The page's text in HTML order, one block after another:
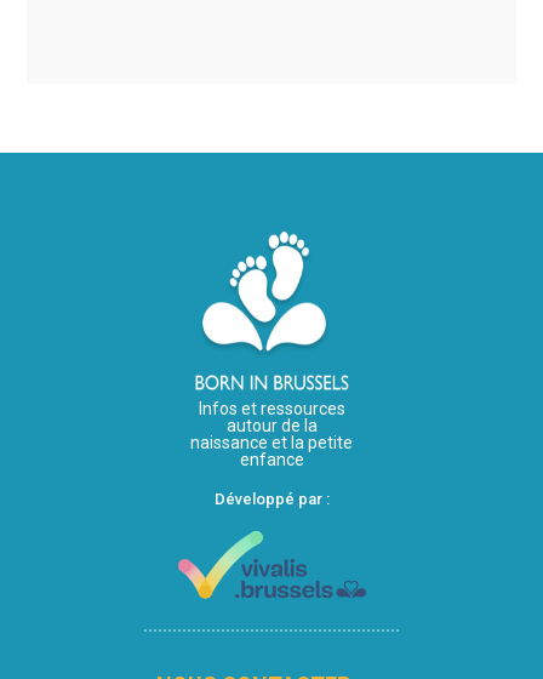
Infos et ressources
autour de la
naissance et la petite
enfance
Développé par :